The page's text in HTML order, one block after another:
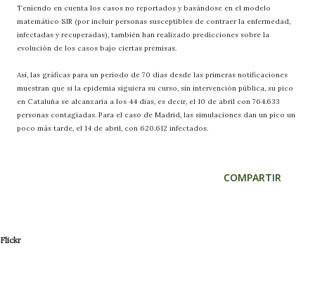
Teniendo en cuenta los casos no reportados y basándose en el modelo
matemático SIR (por incluir personas susceptibles de contraer la enfermedad,
infectadas y recuperadas), también han realizado predicciones sobre la
evolución de los casos bajo ciertas premisas.
Así, las gráficas para un periodo de 70 días desde las primeras notificaciones
muestran que si la epidemia siguiera su curso, sin intervención pública, su pico
en Cataluña se alcanzaría a los 44 días, es decir, el 10 de abril con 764.633
personas contagiadas. Para el caso de Madrid, las simulaciones dan un pico un
poco más tarde, el 14 de abril, con 620.612 infectados.
COMPARTIR
Flickr